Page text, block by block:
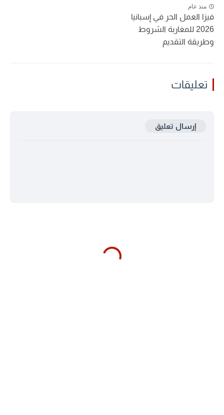
منذ عام
فيزا العمل الحر في إسبانيا
2026 للمغاربة الشروط
وطريقة التقديم
تعليقات
إرسال تعليق